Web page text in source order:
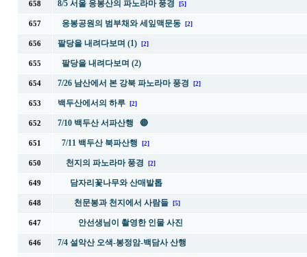
658 8/5 서울 응봉산의 파노라마 풍경 [5]
657 응봉공원의 범부채와 세잎맥문동 [2]
656 팔당을 내려다보며 (1) [2]
655 팔당을 내려다보며 (2)
654 7/26 남산에서 본 강북 파노라마 풍경 [2]
653 백두산에서의 하루 [2]
652 7/10 백두산 서파산행 🔴
651 7/11 백두산 북파산행 [2]
650 천지의 파노라마 풍경 [2]
649 담자리꽃나무와 산매발톱
648 천문봉과 천지에서 사람들 [5]
647 안선생님이 촬영한 인물 사진
646 7/4 설악산 오색-봉정암-백담사 산행